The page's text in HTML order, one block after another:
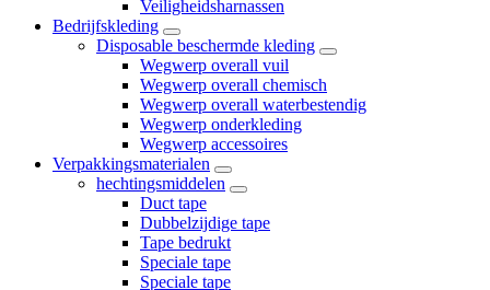
Veiligheidsharnassen
Bedrijfskleding
Disposable beschermde kleding
Wegwerp overall vuil
Wegwerp overall chemisch
Wegwerp overall waterbestendig
Wegwerp onderkleding
Wegwerp accessoires
Verpakkingsmaterialen
hechtingsmiddelen
Duct tape
Dubbelzijdige tape
Tape bedrukt
Speciale tape
Speciale tape